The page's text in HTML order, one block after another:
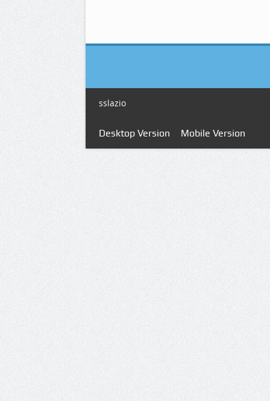
sslazio
Desktop Version Mobile Version